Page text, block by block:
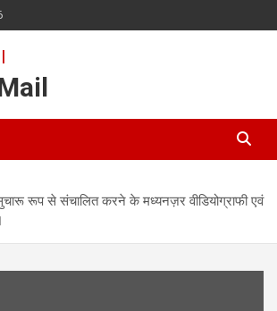
सुचारू रूप से संचालित करने के मध्यनज़र वीडियोग्राफी एवं